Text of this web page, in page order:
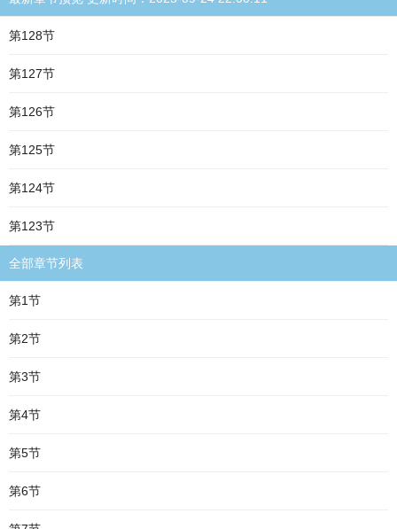
第128节
第127节
第126节
第125节
第124节
第123节
全部章节列表
第1节
第2节
第3节
第4节
第5节
第6节